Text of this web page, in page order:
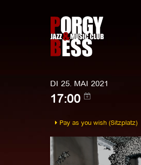
DI 25. MAI 2021
17:00
Pay as you wish (Sitzplatz)